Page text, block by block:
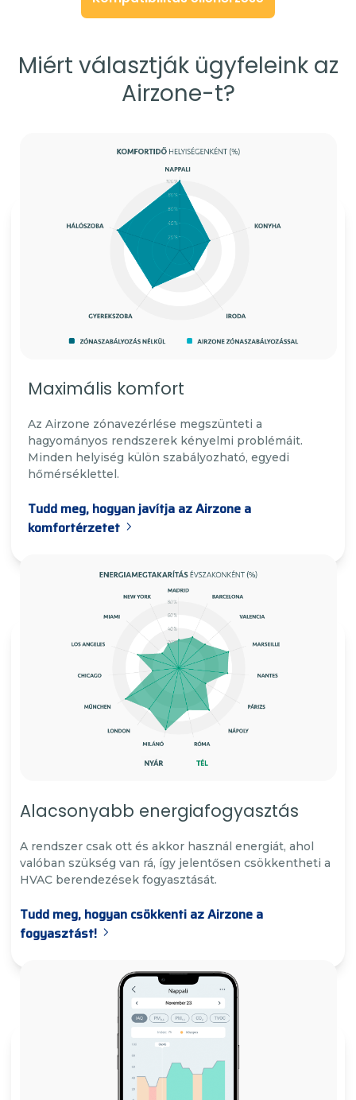
Miért választják ügyfeleink az
Airzone-t?
Maximális komfort
Az Airzone zónavezérlése megszünteti a
hagyományos rendszerek kényelmi problémáit.
Minden helyiség külön szabályozható, egyedi
hőmérséklettel.
Tudd meg, hogyan javítja az Airzone a
komfortérzetet
Alacsonyabb energiafogyasztás
A rendszer csak ott és akkor használ energiát, ahol
valóban szükség van rá, így jelentősen csökkentheti a
HVAC berendezések fogyasztását.
Tudd meg, hogyan csökkenti az Airzone a
fogyasztást!